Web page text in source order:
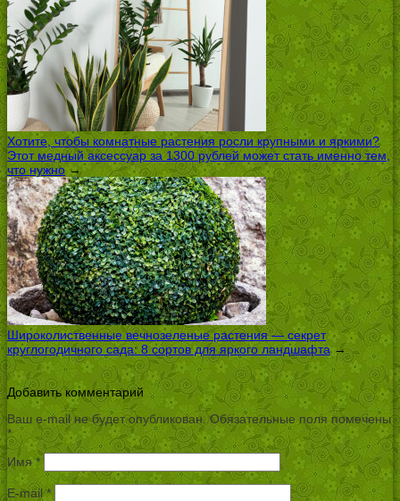
Хотите, чтобы комнатные растения росли крупными и яркими?
Этот медный аксессуар за 1300 рублей может стать именно тем,
что нужно→
Широколиственные вечнозеленые растения — секрет
круглогодичного сада: 8 сортов для яркого ландшафта→
Добавить комментарий
Ваш e-mail не будет опубликован.Обязательные поля помечены
*
Имя*
E-mail*